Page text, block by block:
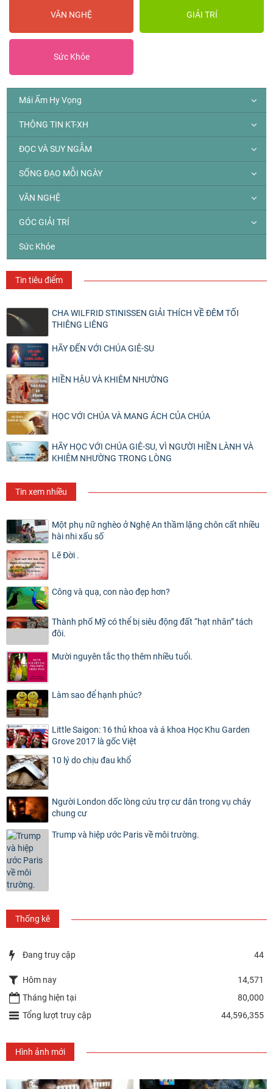
VĂN NGHỆ GIẢI TRÍ
Sức Khỏe
Mái Ấm Hy Vọng
THÔNG TIN KT-XH
ĐỌC VÀ SUY NGẪM
SỐNG ĐẠO MỖI NGÀY
VĂN NGHỆ
GÓC GIẢI TRÍ
Sức Khỏe
Tin tiêu điểm
CHA WILFRID STINISSEN GIẢI THÍCH VỀ ĐÊM TỐI
THIÊNG LIÊNG
HÃY ĐẾN VỚI CHÚA GIÊ-SU
HIỀN HẬU VÀ KHIÊM NHƯỜNG
HỌC VỚI CHÚA VÀ MANG ÁCH CỦA CHÚA
HÃY HỌC VỚI CHÚA GIÊ-SU, VÌ NGƯỜI HIỀN LÀNH VÀ
KHIÊM NHƯỜNG TRONG LÒNG
Tin xem nhiều
Một phụ nữ nghèo ở Nghệ An thầm lặng chôn cất nhiều
hài nhi xấu số
Lẽ Đời .
Công và quạ, con nào đẹp hơn?
Thành phố Mỹ có thể bị siêu động đất “hạt nhân” tách
đôi.
Mười nguyên tắc thọ thêm nhiều tuổi.
Làm sao để hạnh phúc?
Little Saigon: 16 thủ khoa và á khoa Học Khu Garden
Grove 2017 là gốc Việt
10 lý do chịu đau khổ
Người London dốc lòng cứu trợ cư dân trong vụ cháy
chung cư
Trump và hiệp ước Paris về môi trường.
Thống kê
Đang truy cập 44
Hôm nay
14,571
Tháng hiện tại
80,000
Tổng lượt truy cập
44,596,355
Hình ảnh mới